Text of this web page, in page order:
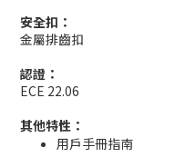
安全扣：
金屬排齒扣
認證：
ECE 22.06
其他特性：
用戶手冊指南